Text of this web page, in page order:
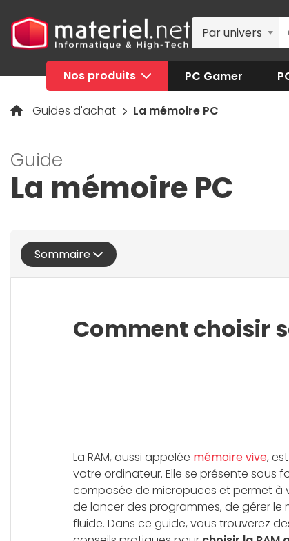
Par univers
Nos produits PC Gamer
Guides d'achat La mémoire PC
Guide
La mémoire PC
Sommaire
Comment choisir
La RAM, aussi appelée mémoire vive,
votre ordinateur. Elle se présente sous
composée de micropuces et permet à
de lancer des programmes, de gérer le
fluide. Dans ce guide, vous trouverez